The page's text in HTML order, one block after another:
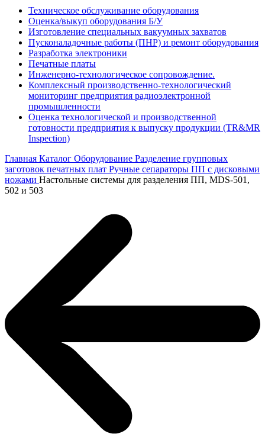
Техническое обслуживание оборудования
Оценка/выкуп оборудования Б/У
Изготовление специальных вакуумных захватов
Пусконаладочные работы (ПНР) и ремонт оборудования
Разработка электроники
Печатные платы
Инженерно-технологическое сопровождение.
Комплексный производственно-технологический
мониторинг предприятия радиоэлектронной
промышленности
Оценка технологической и производственной
готовности предприятия к выпуску продукции (TR&MR
Inspection)
Главная Каталог Оборудование Разделение групповых
заготовок печатных плат Ручные сепараторы ПП с дисковыми
ножами Настольные системы для разделения ПП, MDS-501,
502 и 503